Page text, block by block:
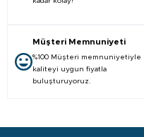
Müşteri Memnuniyeti
%100 Müşteri memnuniyetiyle
kaliteyi uygun fiyatla
buluşturuyoruz.